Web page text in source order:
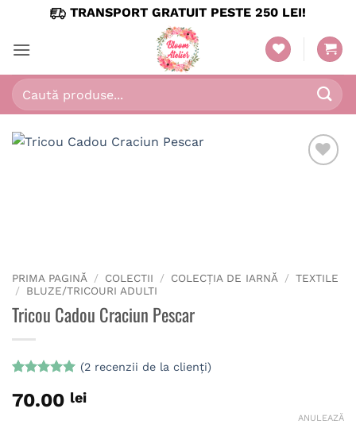
content
TRANSPORT GRATUIT PESTE 250 LEI!
Caută
după:
PRIMA PAGINĂ / COLECTII / COLECȚIA DE IARNĂ / TEXTILE
/ BLUZE/TRICOURI ADULTI
Tricou Cadou Craciun Pescar
5din 5 pe
baza a
(2recenzii de la clienți)
70.00 lei
ANULEAZĂ